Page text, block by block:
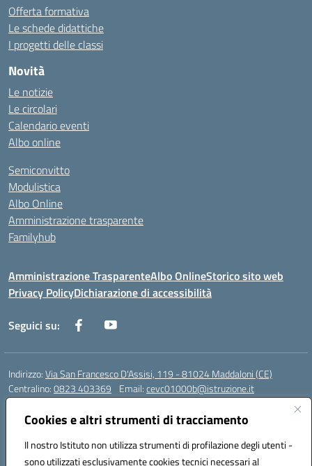
Cookies e altri strumenti di tracciamento
Il nostro Istituto non utilizza strumenti di profilazione degli utenti -
sono utilizzati esclusivamente cookies tecnici necessari al
Offerta formativa
Le schede didattiche
I progetti delle classi
Novità
Le notizie
Le circolari
Calendario eventi
Albo online
Semiconvitto
Modulistica
Albo Online
Amministrazione trasparente
Familyhub
Amministrazione TrasparenteAlbo OnlineStorico sito web
Privacy PolicyDichiarazione di accessibilità
Seguici su:
Indirizzo:Via San Francesco D'Assisi, 119 - 81024 Maddaloni (CE)
Centralino:0823 403369 Email:cevc01000b@istruzione.it
Posta elettronica certificata (PEC):
Codice fiscale: 80004990612 (Convitto) - 93044680614 (Scuole
Annesse)
Codice meccanografico:CEVC01000B